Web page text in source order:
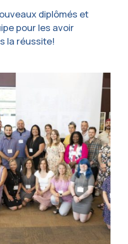
diplômés et
pour les avoir
la réussite!